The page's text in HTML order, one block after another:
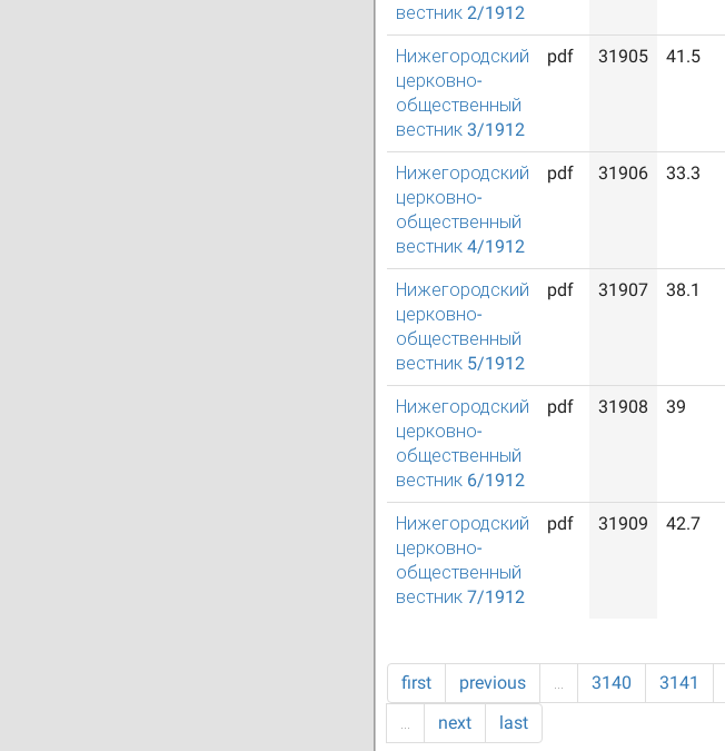
вестник 2/1912
Нижегородский
церковно-
общественный
вестник 3/1912
pdf 31905 41.5
Нижегородский
церковно-
общественный
вестник 4/1912
pdf 31906 33.3
Нижегородский
церковно-
общественный
вестник 5/1912
pdf 31907 38.1
Нижегородский
церковно-
общественный
вестник 6/1912
pdf 31908 39
Нижегородский
церковно-
общественный
вестник 7/1912
pdf 31909 42.7
first previous … 3140 3141
…
next last